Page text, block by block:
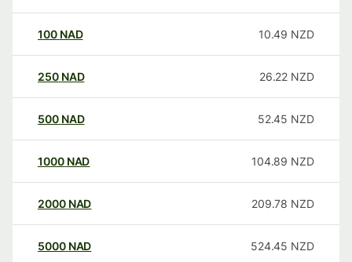
100 NAD 10.49 NZD
250 NAD 26.22 NZD
500 NAD 52.45 NZD
1000 NAD 104.89 NZD
2000 NAD 209.78 NZD
5000 NAD 524.45 NZD